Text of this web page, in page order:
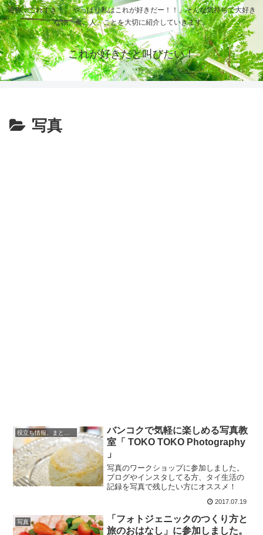
通称：これすき！ 「やっぱり私はこれが好きだー！！」そんな気持ちで大好き
な物、食、人、ことを大切に紹介していきます。
これが好きだと叫びたい！
写真
役立ち情報、まとめ記事
バンコクで気軽に楽しめる写真教
室「 TOKO TOKO Photography
」
写真のワークショップに参加しました。
ブログやインスタしてる方、タイ生活の
記録を写真で残したい方にオススメ！
2017.07.19
写真
「フォトジェニックのつくり方と
旅のおはなし」に参加しました。